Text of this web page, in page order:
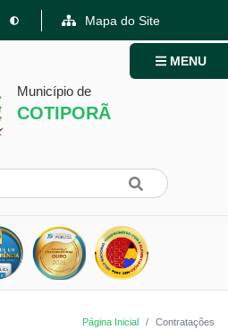
Mapa do Site
Município de
COTIPORÃ
MENU
Página Inicial Contratações